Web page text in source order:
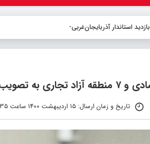
بازدید استاندار آذربایجان‌غربی از روند اجر
تاریخ و زمان ارسال: 15 اردیبهشت 1400 ساعت 09:35